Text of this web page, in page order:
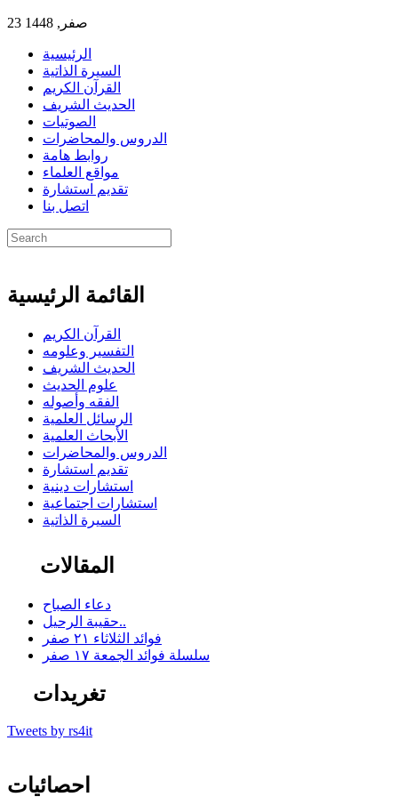
23 صفر, 1448
الرئيسية
السيرة الذاتية
القرآن الكريم
الحديث الشريف
الصوتيات
الدروس والمحاضرات
روابط هامة
مواقع العلماء
تقديم استشارة
اتصل بنا
القائمة الرئيسية
القرآن الكريم
التفسير وعلومه
الحديث الشريف
علوم الحديث
الفقه وأصوله
الرسائل العلمية
الأبحاث العلمية
الدروس والمحاضرات
تقديم استشارة
استشارات دينية
استشارات اجتماعية
السيرة الذاتية
المقالات
دعاء الصباح
حقيبة الرحيل..
فوائد الثلاثاء ٢١ صفر
سلسلة فوائد الجمعة ١٧ صفر
تغريدات
Tweets by rs4it
احصائيات